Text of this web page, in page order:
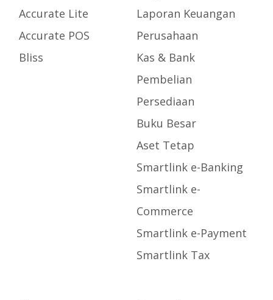
Accurate Lite
Accurate POS
Bliss
Laporan Keuangan
Perusahaan
Kas & Bank
Pembelian
Persediaan
Buku Besar
Aset Tetap
Smartlink e-Banking
Smartlink e-
Commerce
Smartlink e-Payment
Smartlink Tax